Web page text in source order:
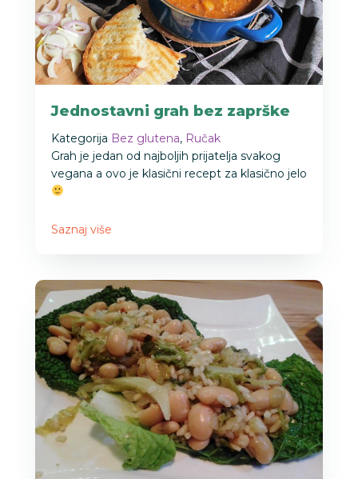
Jednostavni grah bez zaprške
Kategorija Bez glutena, Ručak
Grah je jedan od najboljih prijatelja svakog
vegana a ovo je klasični recept za klasično jelo
Saznaj više